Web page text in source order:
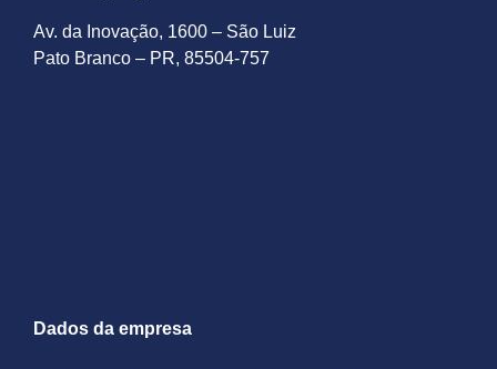
Av. da Inovação, 1600 – São Luiz
Pato Branco – PR, 85504-757
Dados da empresa